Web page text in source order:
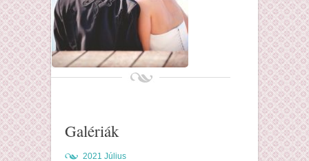
Galériák
2021 Július